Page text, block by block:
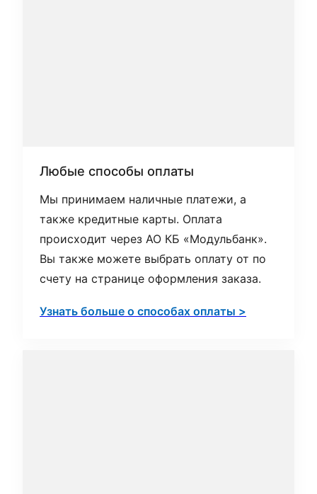
Любые способы оплаты
Мы принимаем наличные платежи, а
также кредитные карты. Оплата
происходит через АО КБ «Модульбанк».
Вы также можете выбрать оплату от по
счету на странице оформления заказа.
Узнать больше о способах оплаты >